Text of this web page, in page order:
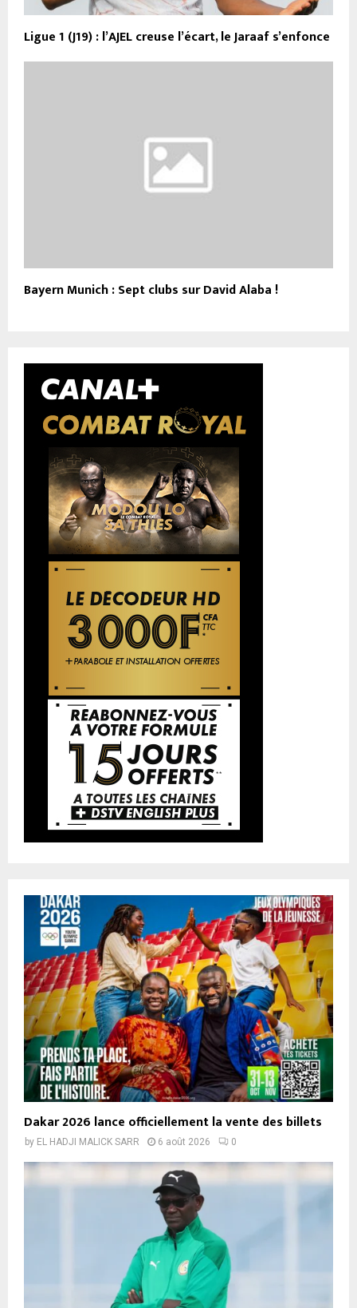
Ligue 1 (J19) : l’AJEL creuse l’écart, le Jaraaf s’enfonce
Bayern Munich : Sept clubs sur David Alaba !
Dakar 2026 lance officiellement la vente des billets
by EL HADJI MALICK SARR 6 août 2026 0